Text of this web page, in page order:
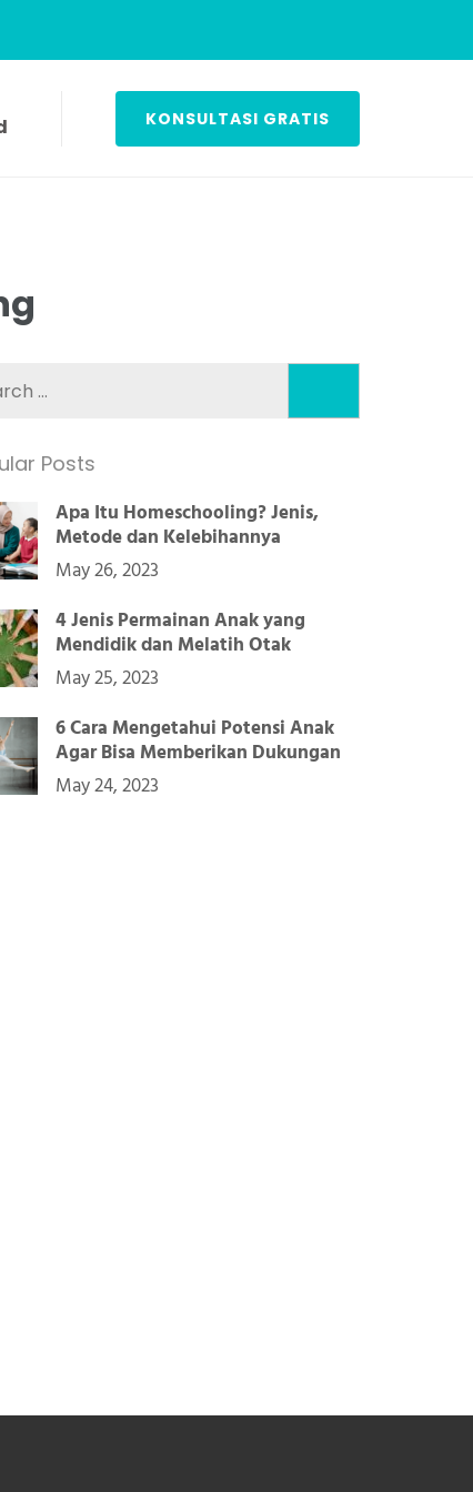
KONSULTASI GRATIS
for:
Posts
Apa Itu Homeschooling? Jenis,
Metode dan Kelebihannya
May 26, 2023
4 Jenis Permainan Anak yang
Mendidik dan Melatih Otak
May 25, 2023
6 Cara Mengetahui Potensi Anak
Agar Bisa Memberikan Dukungan
May 24, 2023